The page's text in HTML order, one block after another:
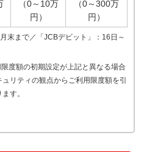
（0～10万
円）
（0～300万
円）
末まで／「JCBデビット」：16日～
度額の初期設定が上記と異なる場合
リティの観点からご利用限度額を引
す。